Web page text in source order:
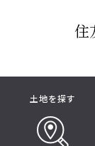
住
土地を探す